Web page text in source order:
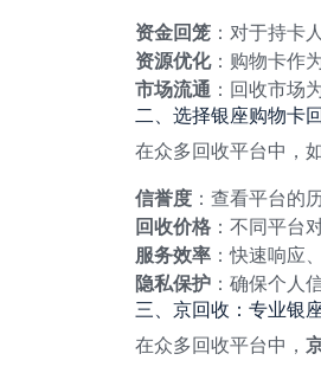
资金回笼 ：对于持卡
资源优化：购物卡作
市场流通 ：回收市场
二、选择银座购物卡
在众多回收平台中，
信誉度 ：查看平台的
回收价格 ：不同平台
服务效率 ：快速响应
隐私保护 ：确保个人
三、京回收：专业银
在众多回收平台中，